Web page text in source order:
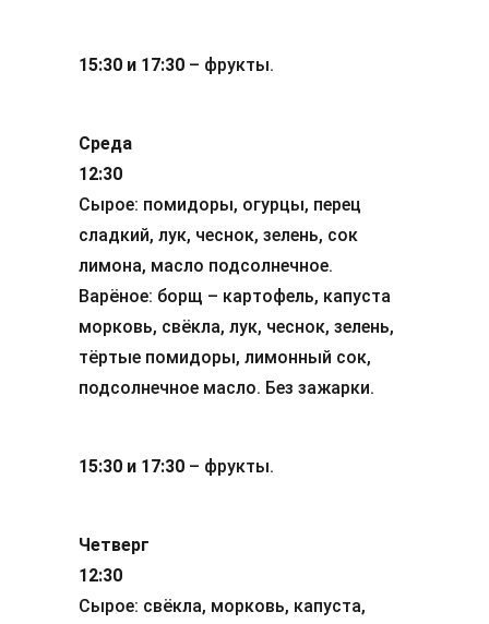
15:30 и 17:30 – фрукты.
Среда
12:30
Сырое: помидоры, огурцы, перец
сладкий, лук, чеснок, зелень, сок
лимона, масло подсолнечное.
Варёное: борщ – картофель, капуста
морковь, свёкла, лук, чеснок, зелень,
тёртые помидоры, лимонный сок,
подсолнечное масло. Без зажарки.
15:30 и 17:30 – фрукты.
Четверг
12:30
Сырое: свёкла, морковь, капуста,